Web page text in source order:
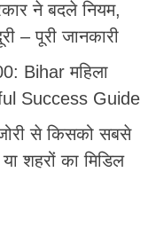
ने बदले नियम,
– पूरी जानकारी
Bihar महिला
Success Guide
से किसको सबसे
शहरों का मिडिल